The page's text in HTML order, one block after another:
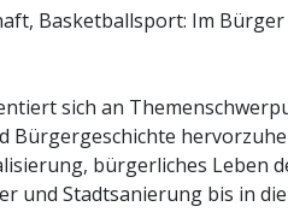
Basketballsport: Im
sich an
bürgerliches Leben
und Stadtsanierung bis in